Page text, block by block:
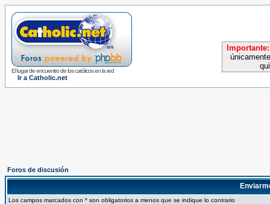
El lugar de encuentro de los católicos en la red
Ir a Catholic.net
Importante:
Foros de discusión
Los campos marcados con * son obligatorios a menos que se indique lo contrario